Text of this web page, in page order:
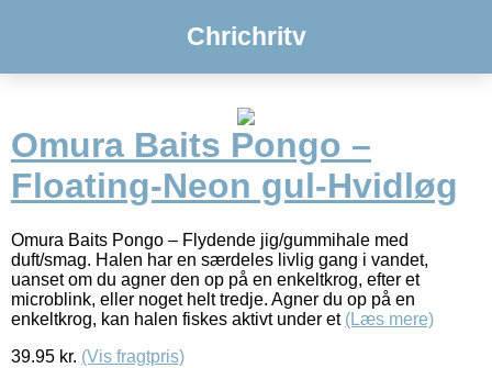
Chrichritv
Omura Baits Pongo –
Floating-Neon gul-Hvidløg
Omura Baits Pongo – Flydende jig/gummihale med
duft/smag. Halen har en særdeles livlig gang i vandet,
uanset om du agner den op på en enkeltkrog, efter et
microblink, eller noget helt tredje. Agner du op på en
enkeltkrog, kan halen fiskes aktivt under et (Læs mere)
39.95 kr. (Vis fragtpris)